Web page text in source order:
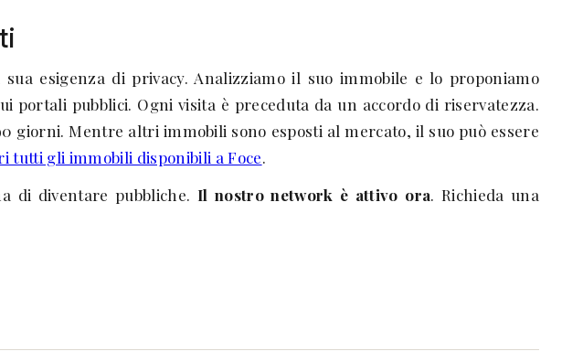
esigenza di privacy. Analizziamo il suo immobile e lo proponiamo
pubblici. Ogni visita è preceduta da un accordo di riservatezza.
Mentre altri immobili sono esposti al mercato, il suo può essere
tutti gli immobili disponibili a Foce.
di diventare pubbliche. Il nostro network è attivo ora. Richieda una